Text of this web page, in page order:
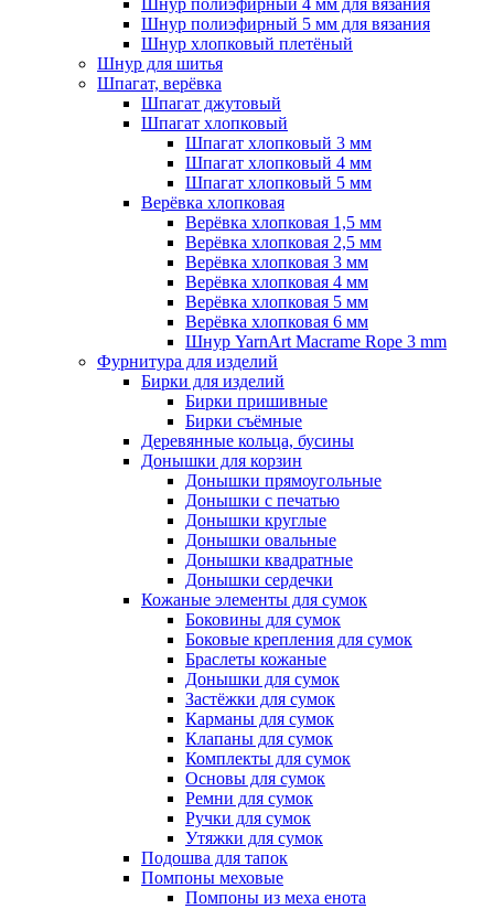
Шнур полиэфирный 4 мм для вязания
Шнур полиэфирный 5 мм для вязания
Шнур хлопковый плетёный
Шнур для шитья
Шпагат, верёвка
Шпагат джутовый
Шпагат хлопковый
Шпагат хлопковый 3 мм
Шпагат хлопковый 4 мм
Шпагат хлопковый 5 мм
Верёвка хлопковая
Верёвка хлопковая 1,5 мм
Верёвка хлопковая 2,5 мм
Верёвка хлопковая 3 мм
Верёвка хлопковая 4 мм
Верёвка хлопковая 5 мм
Верёвка хлопковая 6 мм
Шнур YarnArt Macrame Rope 3 mm
Фурнитура для изделий
Бирки для изделий
Бирки пришивные
Бирки съёмные
Деревянные кольца, бусины
Донышки для корзин
Донышки прямоугольные
Донышки с печатью
Донышки круглые
Донышки овальные
Донышки квадратные
Донышки сердечки
Кожаные элементы для сумок
Боковины для сумок
Боковые крепления для сумок
Браслеты кожаные
Донышки для сумок
Застёжки для сумок
Карманы для сумок
Клапаны для сумок
Комплекты для сумок
Основы для сумок
Ремни для сумок
Ручки для сумок
Утяжки для сумок
Подошва для тапок
Помпоны меховые
Помпоны из меха енота